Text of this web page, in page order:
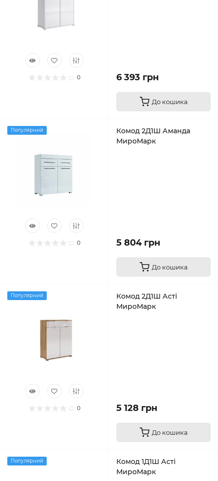
0 6 393 грн
До кошика
Популярний
0
Комод 2Д1Ш Аманда
МироМарк
5 804 грн
До кошика
Популярний
0
Комод 2Д1Ш Асті
МироМарк
5 128 грн
До кошика
Популярний
Комод 1Д1Ш Асті
МироМарк